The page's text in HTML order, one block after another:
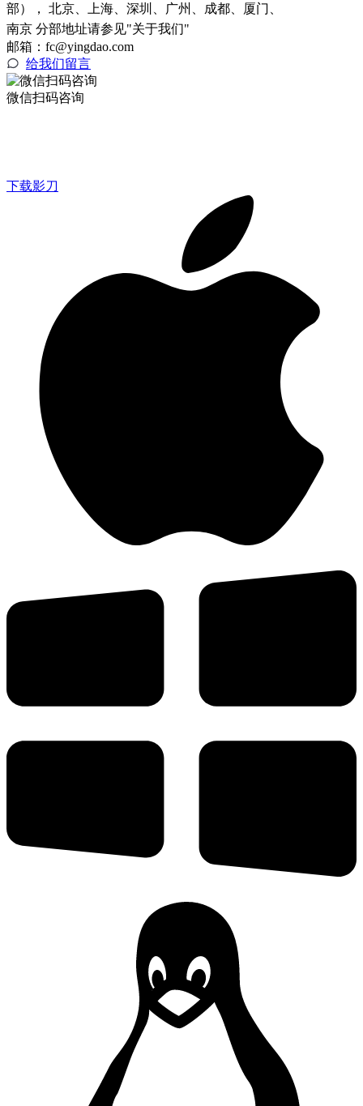
部）， 北京、上海、深圳、广州、成都、厦门、
南京 分部地址请参见"关于我们"
邮箱：fc@yingdao.com
给我们留言
微信扫码咨询
下载影刀